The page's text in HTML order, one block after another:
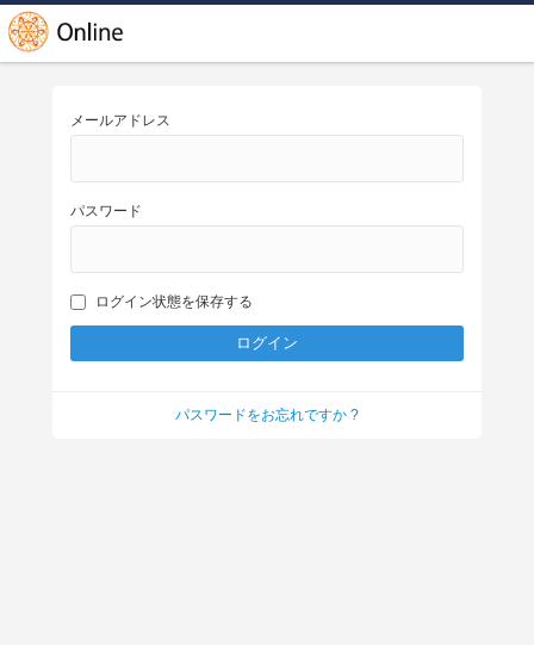
メールアドレス
パスワード
ログイン状態を保存する
パスワードをお忘れですか ?